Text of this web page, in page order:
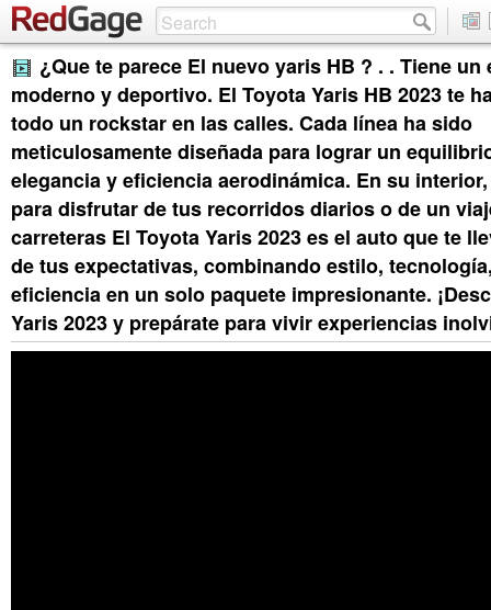
¿Que te parece El nuevo yaris HB ? . . Tiene un
moderno y deportivo. El Toyota Yaris HB 2023 te
todo un rockstar en las calles. Cada línea ha sido
meticulosamente diseñada para lograr un
elegancia y eficiencia aerodinámica. En su
para disfrutar de tus recorridos diarios o de un
carreteras El Toyota Yaris 2023 es el auto que te
de tus expectativas, combinando estilo,
eficiencia en un solo paquete impresionante.
Yaris 2023 y prepárate para vivir experiencias